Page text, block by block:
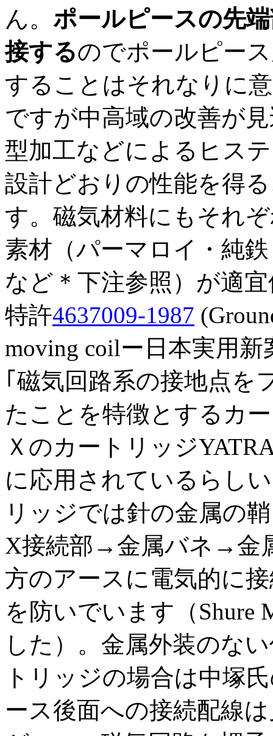
ん。 ポールピースの先
接するのでポールピー
することはそれなりに
ですが中高域の改善が
型加工などによるヒス
設計どおりの性能を得
す。磁気材料にもそれ
素材（パーマロイ・純
など＊下注参照）が適
特許4637009-1987
moving coilー日本実用新
｢磁気回路系の接地点を
たことを特徴とするカ
Ｘのカートリッジ
に応用されているらし
リッジでは針の金属の
X接続部→金属バネ→金
方のアースに電気的に
を防いでいます（Shure
した）。金属外装のな
トリッジの場合は中塚
ース後面への接続配線